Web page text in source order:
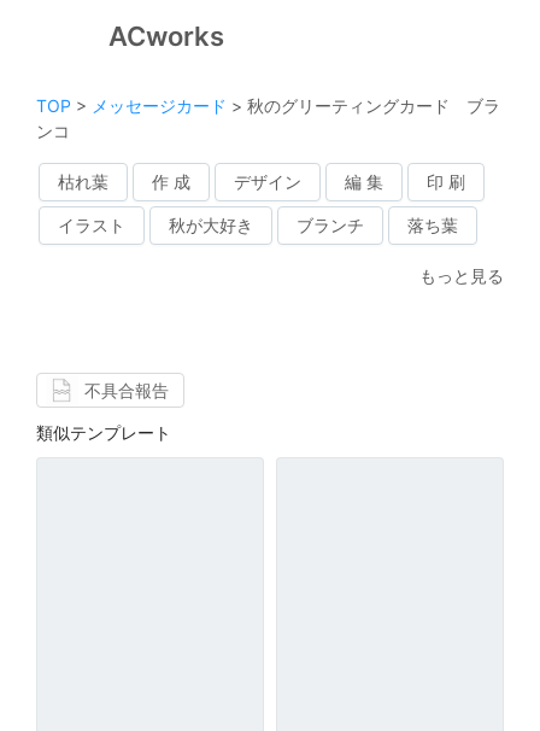
ACworks
TOP > メッセージカード > 秋のグリーティングカード ブラ
ンコ
枯れ葉 作 成 デザイン 編 集 印 刷
イラスト 秋が大好き ブランチ 落ち葉
もっと見る
不具合報告
類似テンプレート